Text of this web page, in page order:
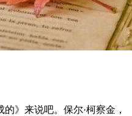
》来说吧。保尔·柯察金，